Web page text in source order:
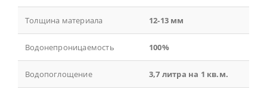
Толщина материала 12-13 мм
Водонепроницаемость 100%
Водопоглощение 3,7 литра на 1 кв.м.